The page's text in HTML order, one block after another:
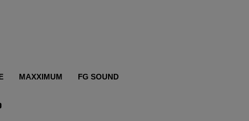
MAXXIMUM FG SOUND